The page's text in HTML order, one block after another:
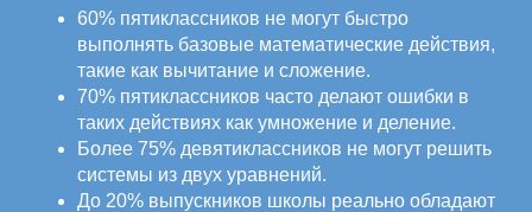
60% пятиклассников не могут быстро
выполнять базовые математические действия,
такие как вычитание и сложение.
70% пятиклассников часто делают ошибки в
таких действиях как умножение и деление.
Более 75% девятиклассников не могут решить
системы из двух уравнений.
До 20% выпускников школы реально обладают